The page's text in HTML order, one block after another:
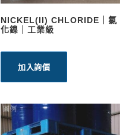
NICKEL(II) CHLORIDE｜氯
化鎳｜工業級
加入詢價